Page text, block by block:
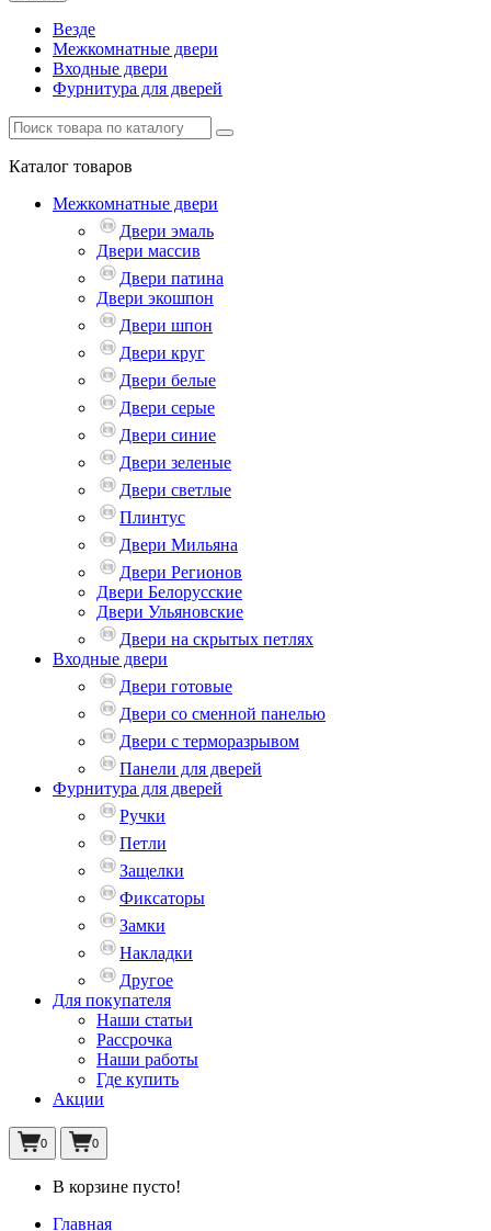
Везде
Межкомнатные двери
Входные двери
Фурнитура для дверей
Каталог товаров
Межкомнатные двери
Двери эмаль
Двери массив
Двери патина
Двери экошпон
Двери шпон
Двери круг
Двери белые
Двери серые
Двери синие
Двери зеленые
Двери светлые
Плинтус
Двери Мильяна
Двери Регионов
Двери Белорусские
Двери Ульяновские
Двери на скрытых петлях
Входные двери
Двери готовые
Двери со сменной панелью
Двери с терморазрывом
Панели для дверей
Фурнитура для дверей
Ручки
Петли
Защелки
Фиксаторы
Замки
Накладки
Другое
Для покупателя
Наши статьи
Рассрочка
Наши работы
Где купить
Акции
0 0
В корзине пусто!
Главная